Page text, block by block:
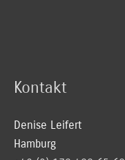
Kontakt
Denise Leifert
Hamburg